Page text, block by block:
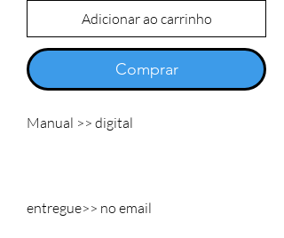
Adicionar ao carrinho
Comprar
Manual >> digital
entregue>> no email